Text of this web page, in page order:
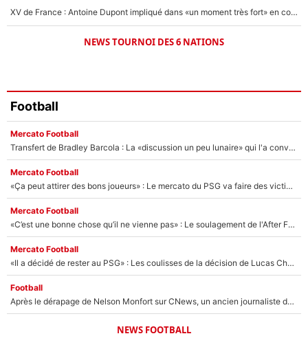
XV de France : Antoine Dupont impliqué dans «un moment très fort» en coulisses
NEWS TOURNOI DES 6 NATIONS
Football
Mercato Football
Transfert de Bradley Barcola : La «discussion un peu lunaire» qui l'a convaincu de quitter le PSG, son entourage est pointé du doigt
Mercato Football
«Ça peut attirer des bons joueurs» : Le mercato du PSG va faire des victimes dans l'effectif de Luis Enrique ?
Mercato Football
«C’est une bonne chose qu’il ne vienne pas» : Le soulagement de l'After Foot après le transfert avorté de Yan Diomandé au PSG
Mercato Football
«Il a décidé de rester au PSG» : Les coulisses de la décision de Lucas Chevalier pour son transfert
Football
Après le dérapage de Nelson Monfort sur CNews, un ancien journaliste de France Télévisions relance la polémique sur les incendies en Gironde
NEWS FOOTBALL